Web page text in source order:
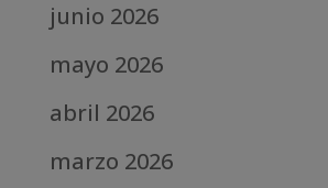
junio 2026
mayo 2026
abril 2026
marzo 2026